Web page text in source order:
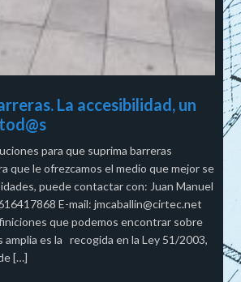
La accesibilidad, un
para que suprima barreras
que le ofrezcamos el medio que mejor se
puede contactar con: Juan Manuel
E-mail: jmcaballin@cirtec.net
que podemos encontrar sobre
amplia es la recogida en la Ley 51/2003,
[…]